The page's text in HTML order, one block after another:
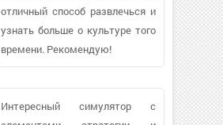
отличный способ развлечься и
узнать больше о культуре того
времени. Рекомендую!
Интересный симулятор с